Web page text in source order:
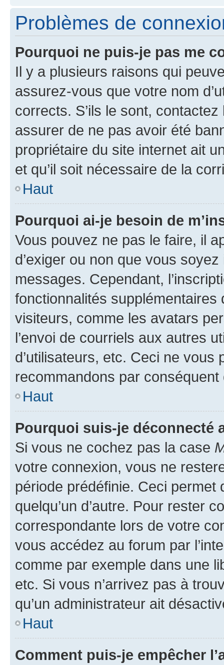
Problèmes de
Pourquoi ne puis-je pas me
Il y a plusieurs raisons qui
assurez-vous que votre nom
corrects. S’ils le sont,
assurer de ne pas avoir été
propriétaire du site internet ait
et qu’il soit nécessaire de la
Haut
Pourquoi ai-je besoin de
Vous pouvez ne pas le faire, il
d’exiger ou non que vous
messages. Cependant,
fonctionnalités
visiteurs, comme les avatars
l’envoi de courriels aux autres
d’utilisateurs, etc. Ceci ne vous
recommandons par conséquent
Haut
Pourquoi suis-je déconnecté
Si vous ne cochez pas la case
votre connexion, vous ne
période prédéfinie. Ceci permet
quelqu’un d’autre. Pour rester
correspondante lors de votre
vous accédez au forum par
comme par exemple dans une
etc. Si vous n’arrivez pas à
qu’un administrateur ait
Haut
Comment puis-je empêcher